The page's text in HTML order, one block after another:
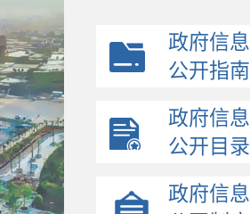
政府信息
公开指南
政府信息
公开目录
政府信息